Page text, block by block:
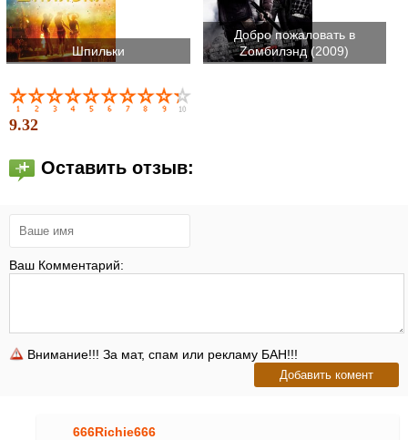
Шпильки
Добро пожаловать в
Zомбилэнд (2009)
9.32
Оставить отзыв:
Ваш Комментарий:
Внимание!!! За мат, спам или рекламу БАН!!!
666Richie666